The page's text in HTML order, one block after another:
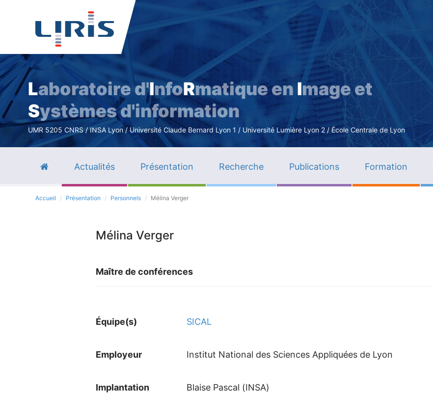
Aller
contenu
principal
Laboratoire d'InfoRmatique en Image et
Systèmes d'information
UMR 5205 CNRS / INSA Lyon / Université Claude Bernard Lyon 1 / Université Lumière Lyon 2 / École Centrale de Lyon
Actualités Présentation Recherche Publications Formation
Accueil Présentation Personnels Mélina Verger
Mélina Verger
Maître de conférences
Équipe(s) SICAL
Employeur Institut National des Sciences Appliquées de Lyon
Implantation Blaise Pascal (INSA)